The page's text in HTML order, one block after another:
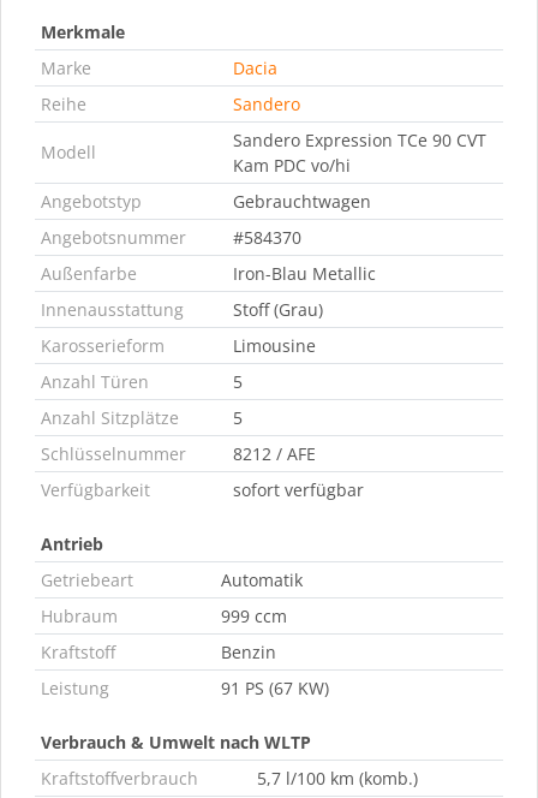
Merkmale
Marke
Dacia
Reihe
Sandero
Modell
Sandero Expression TCe 90 CVT
Kam PDC vo/hi
Angebotstyp
Gebrauchtwagen
Angebotsnummer
#584370
Außenfarbe
Iron-Blau Metallic
Innenausstattung
Stoff (Grau)
Karosserieform
Limousine
Anzahl Türen
5
Anzahl Sitzplätze
5
Schlüsselnummer
8212 / AFE
Verfügbarkeit
sofort verfügbar
Antrieb
Getriebeart
Automatik
Hubraum
999 ccm
Kraftstoff
Benzin
Leistung
91 PS (67 KW)
Verbrauch & Umwelt nach WLTP
Kraftstoffverbrauch
5,7 l/100 km (komb.)